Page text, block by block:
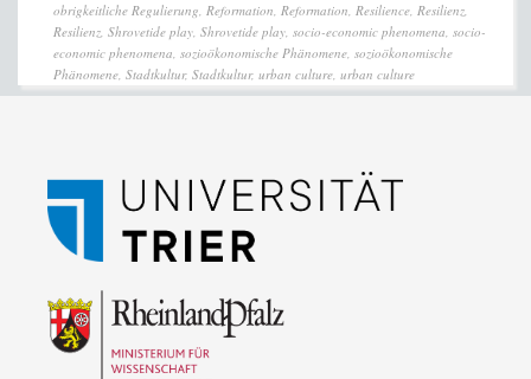
obrigkeitliche Regulierung, Reformation, Reformation, Resilience, Resilienz,
Resilienz, Shrovetide play, Shrovetide play, socio-economic phenomena, socio-
economic phenomena, sozioökonomische Phänomene, sozioökonomische
Phänomene, Stadtkultur, Stadtkultur, urban culture, urban culture